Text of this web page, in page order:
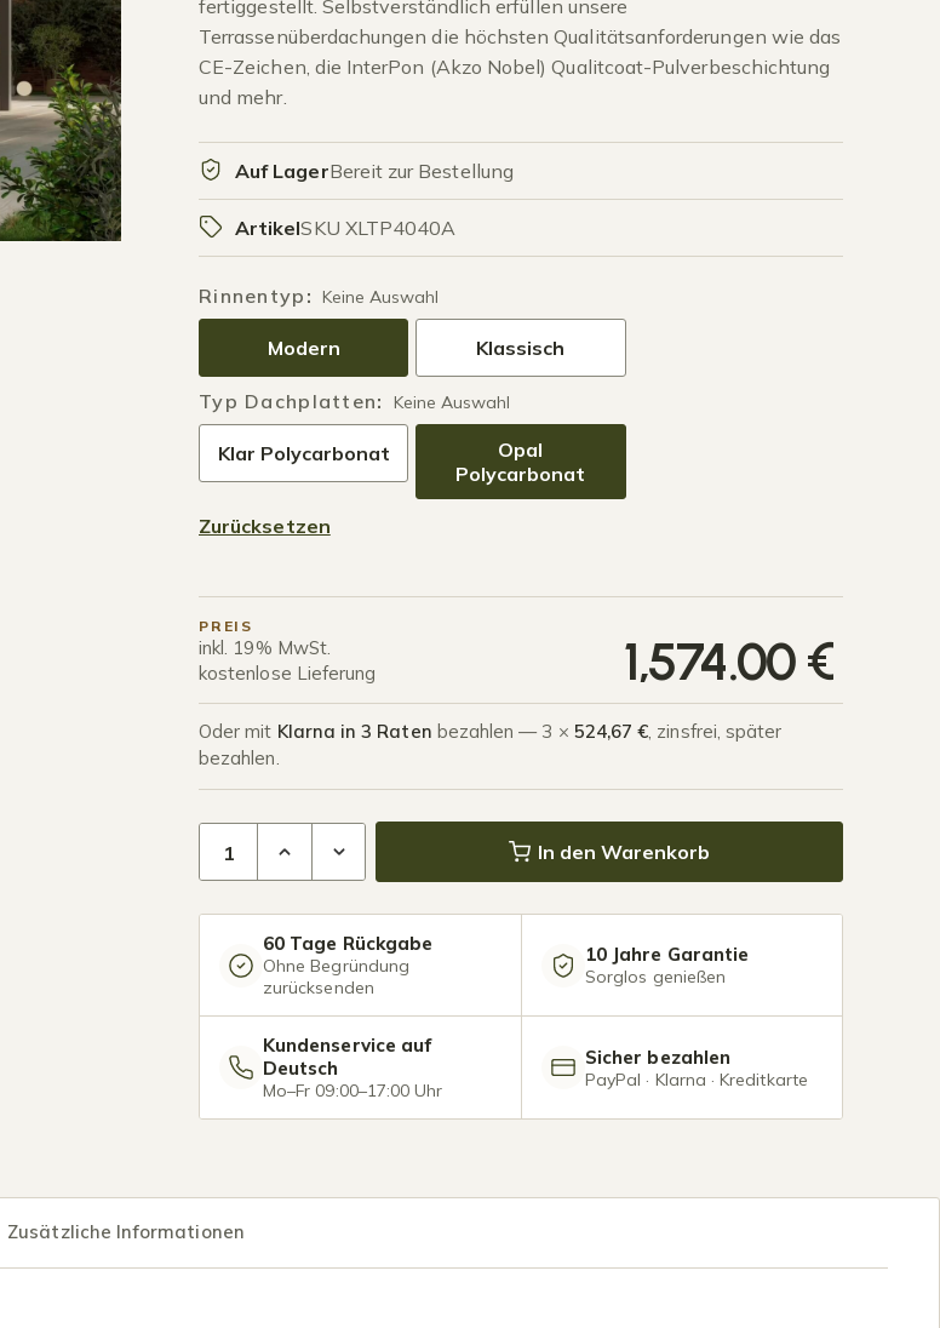
fertiggestellt. Selbstverständlich erfüllen unsere
Terrassenüberdachungen die höchsten Qualitätsanforderungen wie das
CE-Zeichen, die InterPon (Akzo Nobel) Qualitcoat-Pulverbeschichtung
und mehr.
Auf LagerBereit zur Bestellung
ArtikelSKU XLTP4040A
Rinnentyp : Keine Auswahl
Modern Klassisch
Typ Dachplatten: Keine Auswahl
Klar Polycarbonat
Opal
Polycarbonat
Zurücksetzen
PREIS
inkl. 19% MwSt.
kostenlose Lieferung
1,574.00€
Oder mit Klarna in 3 Raten bezahlen — 3 × 524,67 €, zinsfrei, später
bezahlen.
Terrassenüberdachung Polycarbonat 4,03 x 4,0 Meter Anthrazit Menge
In den Warenkorb
60 Tage Rückgabe
Ohne Begründung
zurücksenden
10 Jahre Garantie
Sorglos genießen
Kundenservice auf
Deutsch
Mo–Fr 09:00–17:00 Uhr
Sicher bezahlen
PayPal · Klarna · Kreditkarte
Zusätzliche Informationen